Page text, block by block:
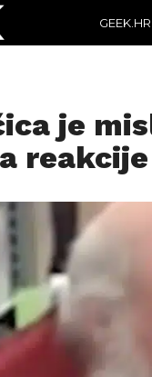
GEEK.HR
je